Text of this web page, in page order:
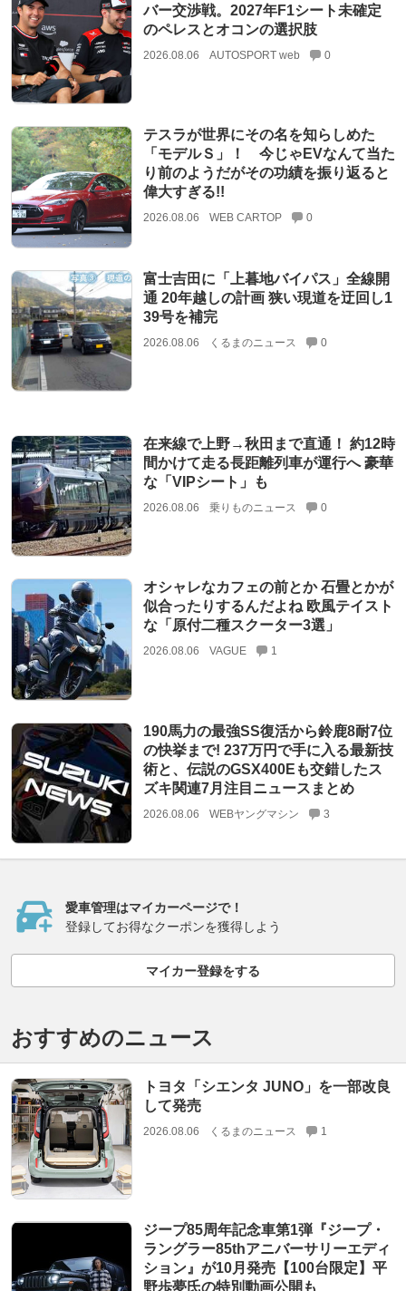
バー交渉戦。2027年F1シート未確定
のペレスとオコンの選択肢
2026.08.06 AUTOSPORT web 0
テスラが世界にその名を知らしめた
「モデルＳ」！ 今じゃEVなんて当た
り前のようだがその功績を振り返ると
偉大すぎる!!
2026.08.06 WEB CARTOP 0
富士吉田に「上暮地バイパス」全線開
通 20年越しの計画 狭い現道を迂回し1
39号を補完
2026.08.06 くるまのニュース 0
在来線で上野→秋田まで直通！ 約12時
間かけて走る長距離列車が運行へ 豪華
な「VIPシート」も
2026.08.06 乗りものニュース 0
オシャレなカフェの前とか 石畳とかが
似合ったりするんだよね 欧風テイスト
な「原付二種スクーター3選」
2026.08.06 VAGUE 1
190馬力の最強SS復活から鈴鹿8耐7位
の快挙まで! 237万円で手に入る最新技
術と、伝説のGSX400Eも交錯したス
ズキ関連7月注目ニュースまとめ
2026.08.06 WEBヤングマシン 3
愛車管理はマイカーページで！
登録してお得なクーポンを獲得しよう
マイカー登録をする
おすすめのニュース
トヨタ「シエンタ JUNO」を一部改良
して発売
2026.08.06 くるまのニュース 1
ジープ85周年記念車第1弾『ジープ・
ラングラー85thアニバーサリーエディ
ション』が10月発売【100台限定】平
野歩夢氏の特別動画公開も